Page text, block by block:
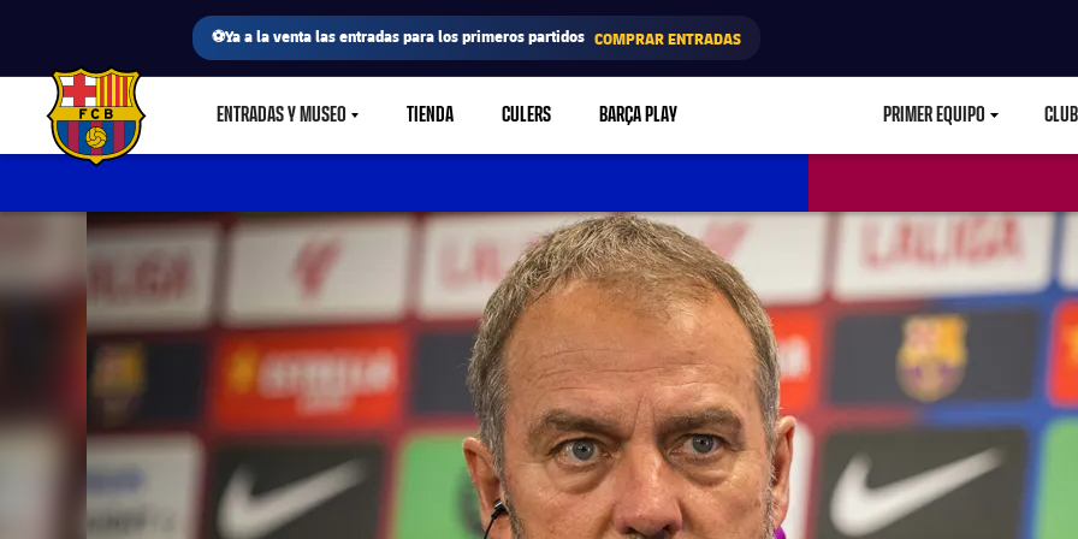
⚽Ya a la venta las entradas para los primeros partidos COMPRAR ENTRADAS
FC Barcelona club badge ENTRADAS Y MUSEOLABEL.SHARE.CARETDOWN
TIENDA CULERS BARÇA PLAY PRIMER EQUIPO CLUB